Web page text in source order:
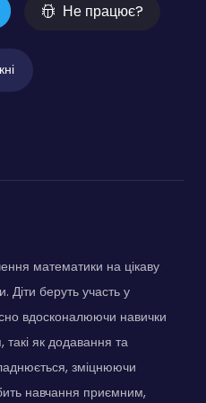
Не працює?
математики на цікаву
беруть участь у
вдосконалюючи навички
такі як додавання та
зміцнюючи
навчання приємним,